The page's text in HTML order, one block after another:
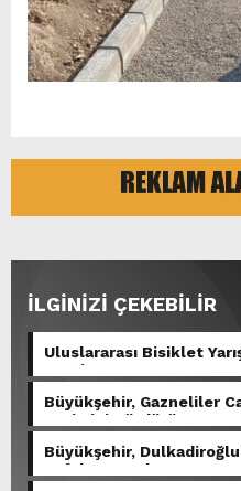
İLGİNİZİ ÇEKEBİLİR
Uluslararası Bisiklet
Kesti.
Büyükşehir, Gazneliler
Serimini Sürdürüyor.
Büyükşehir, Dulkadiroğlu
Asfalta Hazırlıyor.